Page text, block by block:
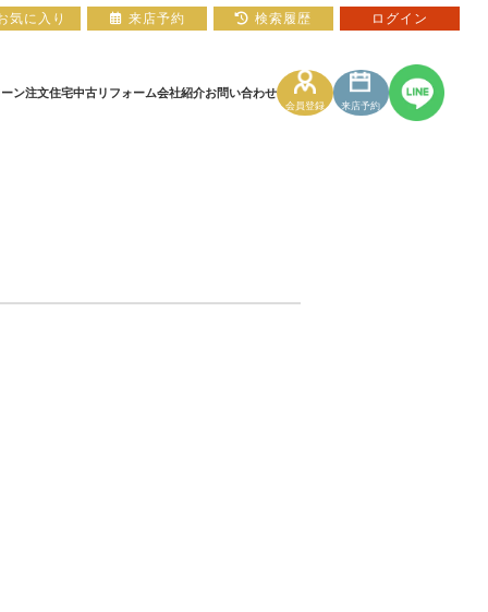
ン注文住宅中古リフォーム会社紹介お問い合わせ
会員登録 来店予約
気に入り 来店予約 検索履歴 ログイン